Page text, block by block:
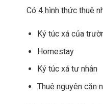
Có 4 hình thức thuê
Ký túc xá của
Homestay
Ký túc xá tư nhân
Thuê nguyên căn